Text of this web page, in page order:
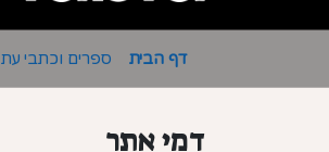
דף הבית ספרים וכתבי עת
דמי אתר